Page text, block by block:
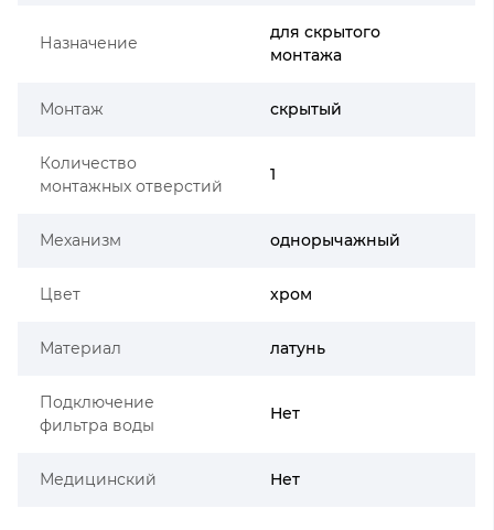
Назначение
для скрытого
монтажа
Монтаж скрытый
Количество
монтажных отверстий
1
Механизм однорычажный
Цвет хром
Материал латунь
Подключение
фильтра воды
Нет
Медицинский Нет